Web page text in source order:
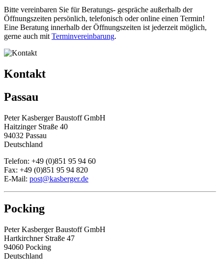
Bitte vereinbaren Sie für Beratungs- gespräche außerhalb der
Öffnungszeiten persönlich, telefonisch oder online einen Termin!
Eine Beratung innerhalb der Öffnungszeiten ist jederzeit möglich,
gerne auch mit Terminvereinbarung.
Kontakt
Passau
Peter Kasberger Baustoff GmbH
Haitzinger Straße 40
94032 Passau
Deutschland
Telefon: +49 (0)851 95 94 60
Fax: +49 (0)851 95 94 820
E-Mail: post@kasberger.de
Pocking
Peter Kasberger Baustoff GmbH
Hartkirchner Straße 47
94060 Pocking
Deutschland